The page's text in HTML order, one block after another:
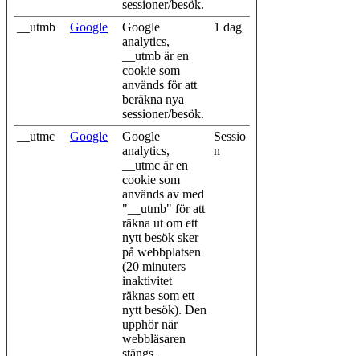
sessioner/besök.
__utmb Google
Google
analytics,
__utmb är en
cookie som
används för att
beräkna nya
sessioner/besök.
1 dag
__utmc Google
Google
analytics,
__utmc är en
cookie som
används av med
"__utmb" för att
räkna ut om ett
nytt besök sker
på webbplatsen
(20 minuters
inaktivitet
räknas som ett
nytt besök). Den
upphör när
webbläsaren
stängs.
Sessio
n